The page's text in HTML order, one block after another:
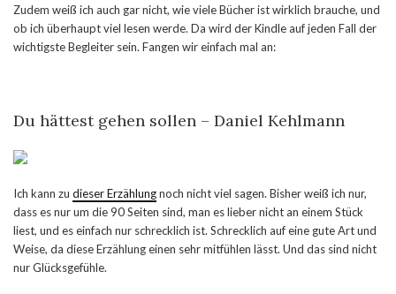
Zudem weiß ich auch gar nicht, wie viele Bücher ist wirklich brauche, und
ob ich überhaupt viel lesen werde. Da wird der Kindle auf jeden Fall der
wichtigste Begleiter sein. Fangen wir einfach mal an:
Du hättest gehen sollen – Daniel Kehlmann
Ich kann zu dieser Erzählungnoch nicht viel sagen. Bisher weiß ich nur,
dass es nur um die 90 Seiten sind, man es lieber nicht an einem Stück
liest, und es einfach nur schrecklich ist. Schrecklich auf eine gute Art und
Weise, da diese Erzählung einen sehr mitfühlen lässt. Und das sind nicht
nur Glücksgefühle.